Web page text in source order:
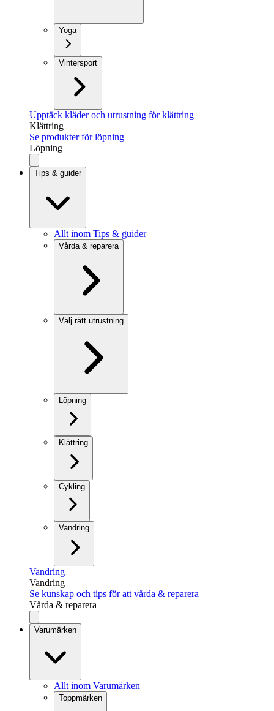
Yoga
Vintersport
Upptäck kläder och utrustning för klättring
Klättring
Se produkter för löpning
Löpning
Tips & guider
Allt inom Tips & guider
Vårda & reparera
Välj rätt utrustning
Löpning
Klättring
Cykling
Vandring
Vandring
Vandring
Se kunskap och tips för att vårda & reparera
Vårda & reparera
Varumärken
Allt inom Varumärken
Toppmärken